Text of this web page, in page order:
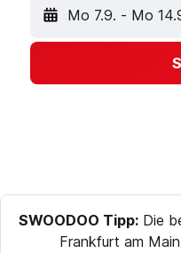
Mo 7.9. - Mo
SWOODOO Tipp: Die
Frankfurt am